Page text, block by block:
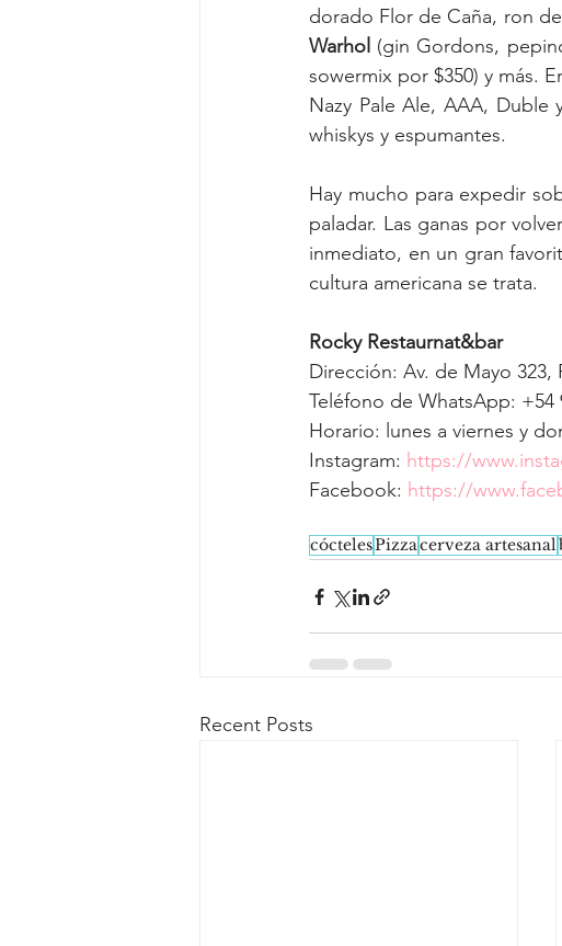
Warhol (gin Gordons,
sowermix por $350) y más.
Nazy Pale Ale, AAA, Duble
whiskys y espumantes.
Hay mucho para expedir
paladar. Las ganas por
inmediato, en un gran
cultura americana se trata.
Rocky Restaurnat&bar
Dirección: Av. de Mayo 323,
Teléfono de WhatsApp: +54
Horario: lunes a viernes y
Instagram: https://
Facebook: https://
cóctelesPizzacerveza artesanal
Recent Posts